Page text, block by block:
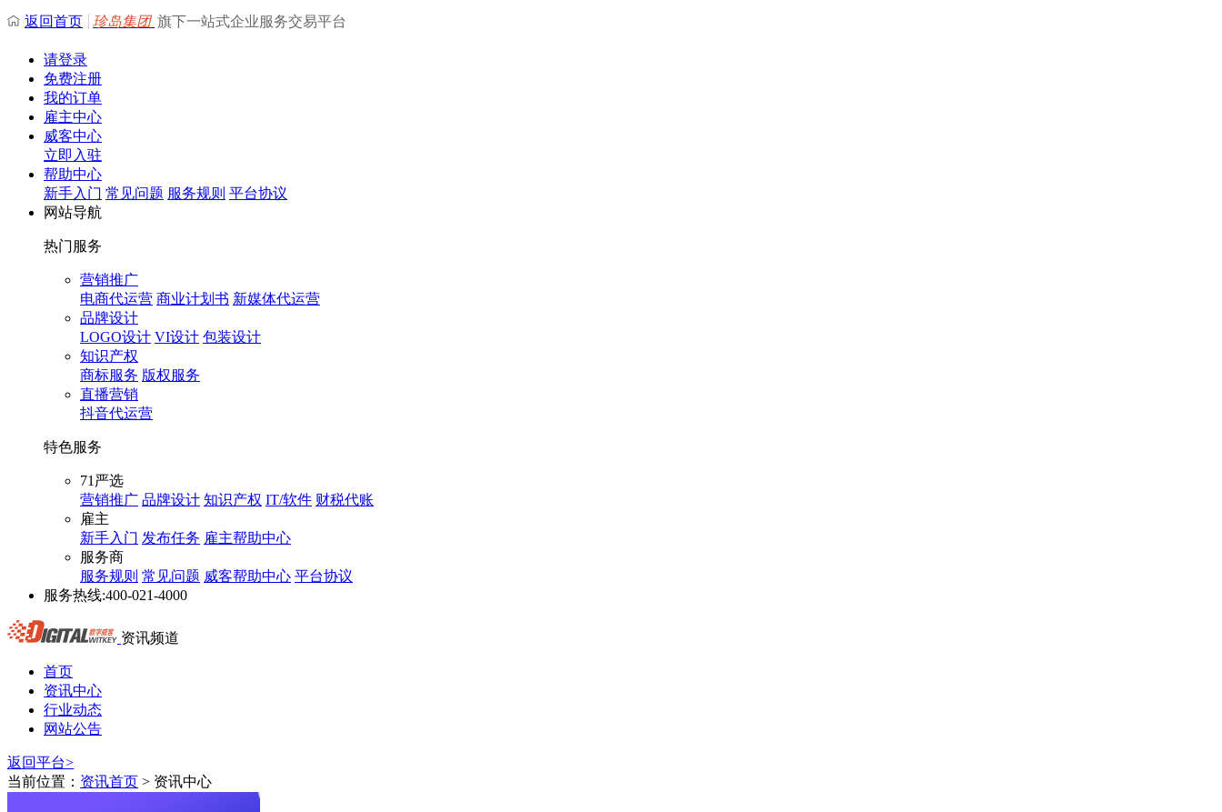
返回首页 珍岛集团 旗下一站式企业服务交易平台
请登录
免费注册
我的订单
雇主中心
威客中心
立即入驻
帮助中心
新手入门 常见问题 服务规则 平台协议
网站导航
热门服务
营销推广
电商代运营 商业计划书 新媒体代运营
品牌设计
LOGO设计 VI设计 包装设计
知识产权
商标服务 版权服务
直播营销
抖音代运营
特色服务
71严选
营销推广 品牌设计 知识产权 IT/软件 财税代账
雇主
新手入门 发布任务 雇主帮助中心
服务商
服务规则 常见问题 威客帮助中心 平台协议
服务热线:400-021-4000
资讯频道
首页
资讯中心
行业动态
网站公告
返回平台>
当前位置： 资讯首页 > 资讯中心